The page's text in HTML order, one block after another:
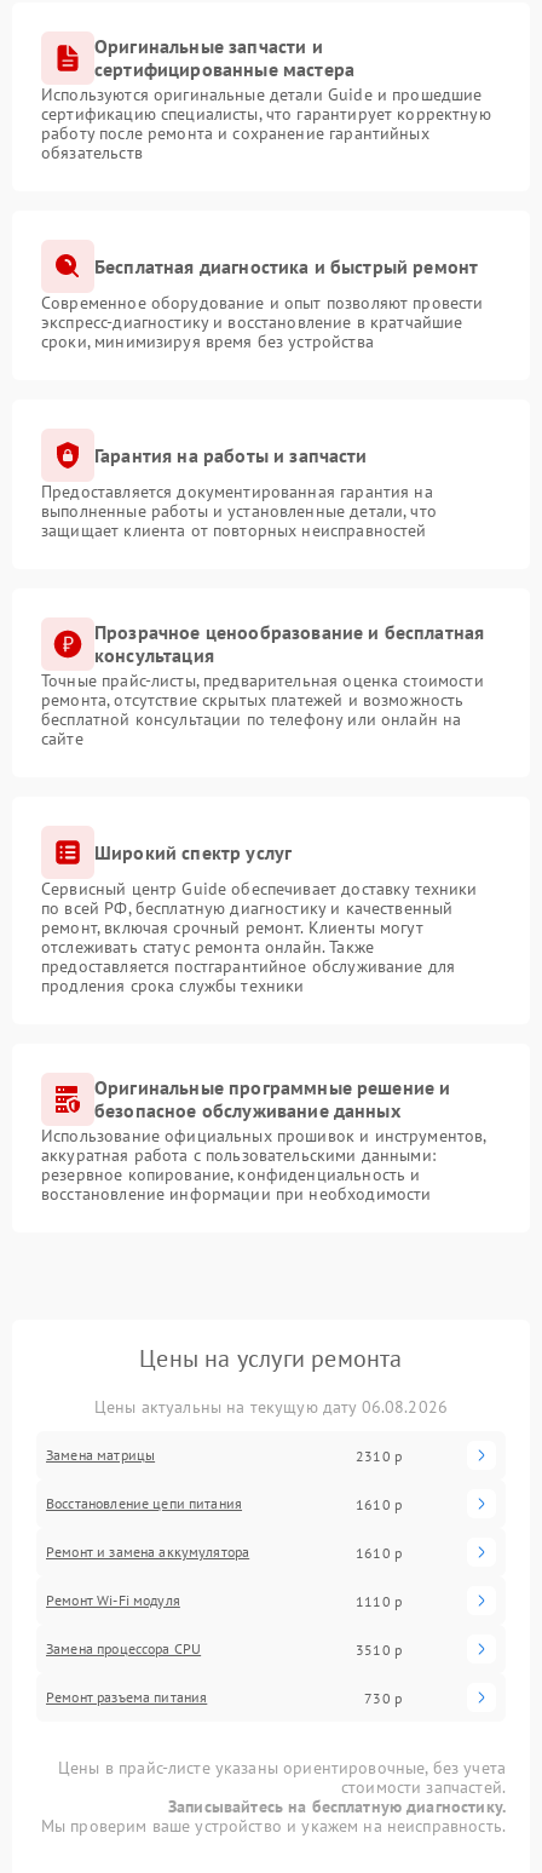
Оригинальные запчасти и
сертифицированные мастера
Используются оригинальные детали Guide и прошедшие
сертификацию специалисты, что гарантирует корректную
работу после ремонта и сохранение гарантийных
обязательств
Бесплатная диагностика и быстрый ремонт
Современное оборудование и опыт позволяют провести
экспресс-диагностику и восстановление в кратчайшие
сроки, минимизируя время без устройства
Гарантия на работы и запчасти
Предоставляется документированная гарантия на
выполненные работы и установленные детали, что
защищает клиента от повторных неисправностей
Прозрачное ценообразование и бесплатная
консультация
Точные прайс-листы, предварительная оценка стоимости
ремонта, отсутствие скрытых платежей и возможность
бесплатной консультации по телефону или онлайн на
сайте
Широкий спектр услуг
Сервисный центр Guide обеспечивает доставку техники
по всей РФ, бесплатную диагностику и качественный
ремонт, включая срочный ремонт. Клиенты могут
отслеживать статус ремонта онлайн. Также
предоставляется постгарантийное обслуживание для
продления срока службы техники
Оригинальные программные решение и
безопасное обслуживание данных
Использование официальных прошивок и инструментов,
аккуратная работа с пользовательскими данными:
резервное копирование, конфиденциальность и
восстановление информации при необходимости
Цены на услуги ремонта
Цены актуальны на текущую дату 06.08.2026
Замена матрицы 2310 р
Восстановление цепи питания 1610 р
Ремонт и замена аккумулятора 1610 р
Ремонт Wi-Fi модуля 1110 р
Замена процессора CPU 3510 р
Ремонт разъема питания 730 р
Цены в прайс-листе указаны ориентировочные, без учета
стоимости запчастей.
Записывайтесь на бесплатную диагностику.
Мы проверим ваше устройство и укажем на неисправность.